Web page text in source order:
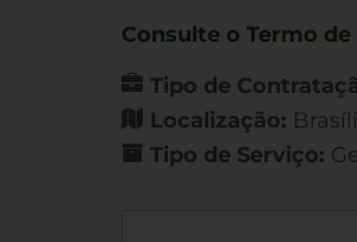
Consulte o Termo de
Tipo de
Localização:
Tipo de Serviço: